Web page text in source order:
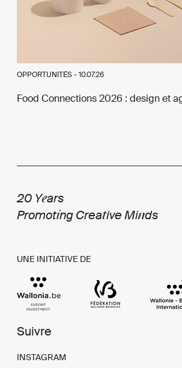
OPPORTUNITÉS -10.07.26
Food Connections 2026 : design et
20 Years
Promoting Creative Minds
UNE INITIATIVE DE
Suivre
INSTAGRAM